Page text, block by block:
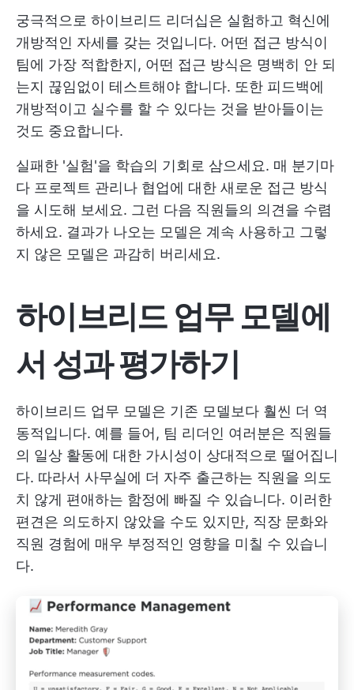
궁극적으로 하이브리드 리더십은 실험하고 혁신에
개방적인 자세를 갖는 것입니다. 어떤 접근 방식이
팀에 가장 적합한지, 어떤 접근 방식은 명백히 안 되
는지 끊임없이 테스트해야 합니다. 또한 피드백에
개방적이고 실수를 할 수 있다는 것을 받아들이는
것도 중요합니다.
실패한 '실험'을 학습의 기회로 삼으세요. 매 분기마
다 프로젝트 관리나 협업에 대한 새로운 접근 방식
을 시도해 보세요. 그런 다음 직원들의 의견을 수렴
하세요. 결과가 나오는 모델은 계속 사용하고 그렇
지 않은 모델은 과감히 버리세요.
하이브리드 업무 모델에
서 성과 평가하기
하이브리드 업무 모델은 기존 모델보다 훨씬 더 역
동적입니다. 예를 들어, 팀 리더인 여러분은 직원들
의 일상 활동에 대한 가시성이 상대적으로 떨어집니
다. 따라서 사무실에 더 자주 출근하는 직원을 의도
치 않게 편애하는 함정에 빠질 수 있습니다. 이러한
편견은 의도하지 않았을 수도 있지만, 직장 문화와
직원 경험에 매우 부정적인 영향을 미칠 수 있습니
다.